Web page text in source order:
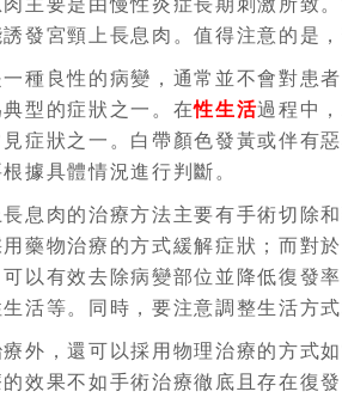
主要是由慢性炎症長期刺激所致
發宮頸上長息肉。值得注意的是
種良性的病變，通常並不會對患
型的症狀之一。在性生活過程中
症狀之一。白帶顏色發黃或伴有
據具體情況進行判斷。
息肉的治療方法主要有手術切除
藥物治療的方式緩解症狀；而對
以有效去除病變部位並降低復發
活等。同時，要注意調整生活方
療外，還可以採用物理治療的方式
效果不如手術治療徹底且存在復發